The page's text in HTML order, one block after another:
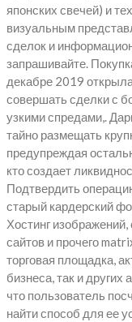
японских свечей) и
визуальным
сделок и
запрашивайте.
декабре 2019
совершать сделки с
узкими спредами,.
тайно размещать
предупреждая
кто создает
Подтвердить
старый кардерский
Хостинг изображений,
сайтов и прочего
торговая площадка,
бизнеса, так и других
что пользователь
найти способ для ее